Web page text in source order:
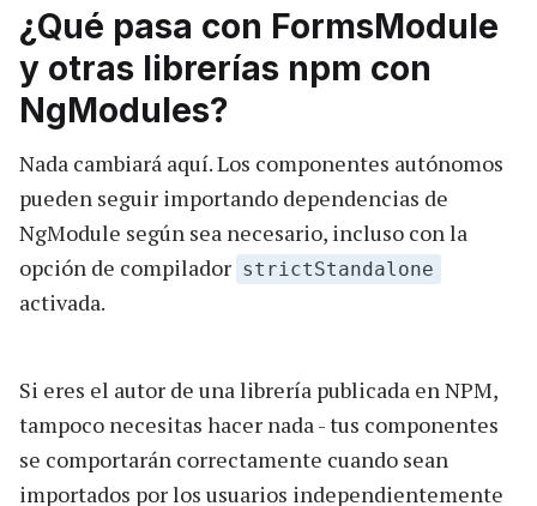
¿Qué pasa con FormsModule
y otras librerías npm con
NgModules?
Nada cambiará aquí. Los componentes autónomos
pueden seguir importando dependencias de
NgModule según sea necesario, incluso con la
opción de compilador strictStandalone
activada.
Si eres el autor de una librería publicada en NPM,
tampoco necesitas hacer nada - tus componentes
se comportarán correctamente cuando sean
importados por los usuarios independientemente